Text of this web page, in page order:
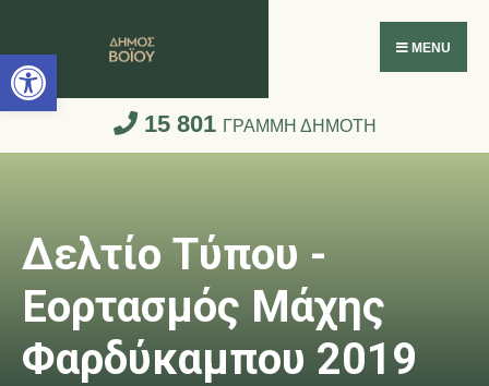
Ανοίξτε τη γραμμή εργαλείων
MENU
15 801 ΓΡΑΜΜΗ ΔΗΜΟΤΗ
Δελτίο Τύπου -
Εορτασμός Μάχης
Φαρδύκαμπου 2019